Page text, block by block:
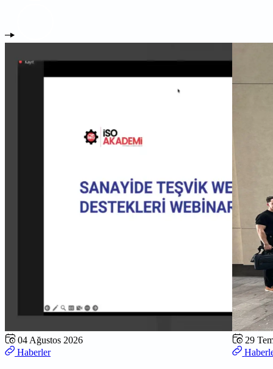
04 Ağustos 2026
Haberler
29